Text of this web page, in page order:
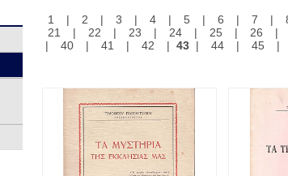
1 | 2 | 3 | 4 | 5 | 6 | 7 |
21
| 22 | 23 | 24 | 25 | 26 |
|
40 | 41 | 42 | 43| 44 | 45 |